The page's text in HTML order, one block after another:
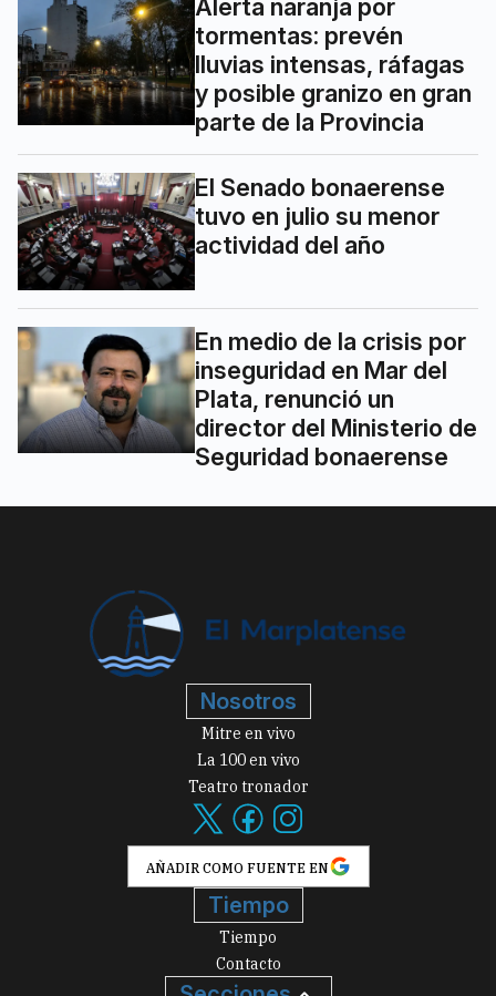
Alerta naranja por
tormentas: prevén
lluvias intensas, ráfagas
y posible granizo en gran
parte de la Provincia
El Senado bonaerense
tuvo en julio su menor
actividad del año
En medio de la crisis por
inseguridad en Mar del
Plata, renunció un
director del Ministerio de
Seguridad bonaerense
Nosotros
Mitre en vivo
La 100 en vivo
Teatro tronador
AÑADIR COMO FUENTE EN
Tiempo
Tiempo
Contacto